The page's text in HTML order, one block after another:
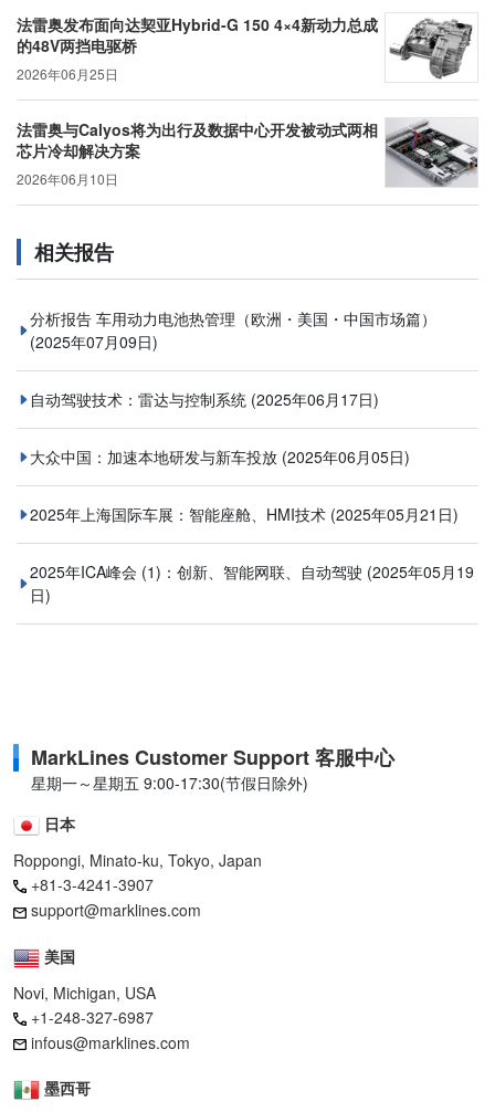
法雷奥发布面向达契亚Hybrid-G 150 4×4新动力总成
的48V两挡电驱桥
2026年06月25日
法雷奥与Calyos将为出行及数据中心开发被动式两相
芯片冷却解决方案
2026年06月10日
相关报告
分析报告 车用动力电池热管理（欧洲・美国・中国市场篇）
(2025年07月09日)
自动驾驶技术：雷达与控制系统 (2025年06月17日)
大众中国：加速本地研发与新车投放 (2025年06月05日)
2025年上海国际车展：智能座舱、HMI技术 (2025年05月21日)
2025年ICA峰会 (1)：创新、智能网联、自动驾驶 (2025年05月19
日)
MarkLines Customer Support 客服中心
星期一～星期五 9:00-17:30(节假日除外)
日本
Roppongi, Minato-ku, Tokyo, Japan
+81-3-4241-3907
support@marklines.com
美国
Novi, Michigan, USA
+1-248-327-6987
infous@marklines.com
墨西哥